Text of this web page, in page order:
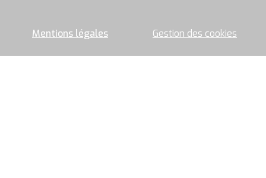
Mentions légales Gestion des cookies